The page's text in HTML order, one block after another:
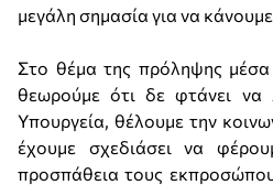
μεγάλη σημασία για να
Στο θέμα της πρόληψης μέσα
θεωρούμε ότι δε φτάνει να
Υπουργεία, θέλουμε την
έχουμε σχεδιάσει να
προσπάθεια τους